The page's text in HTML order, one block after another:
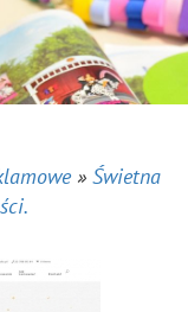
» Świetna